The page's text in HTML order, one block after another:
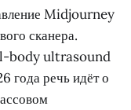
Midjourney
сканера.
body ultrasound
года речь идёт о